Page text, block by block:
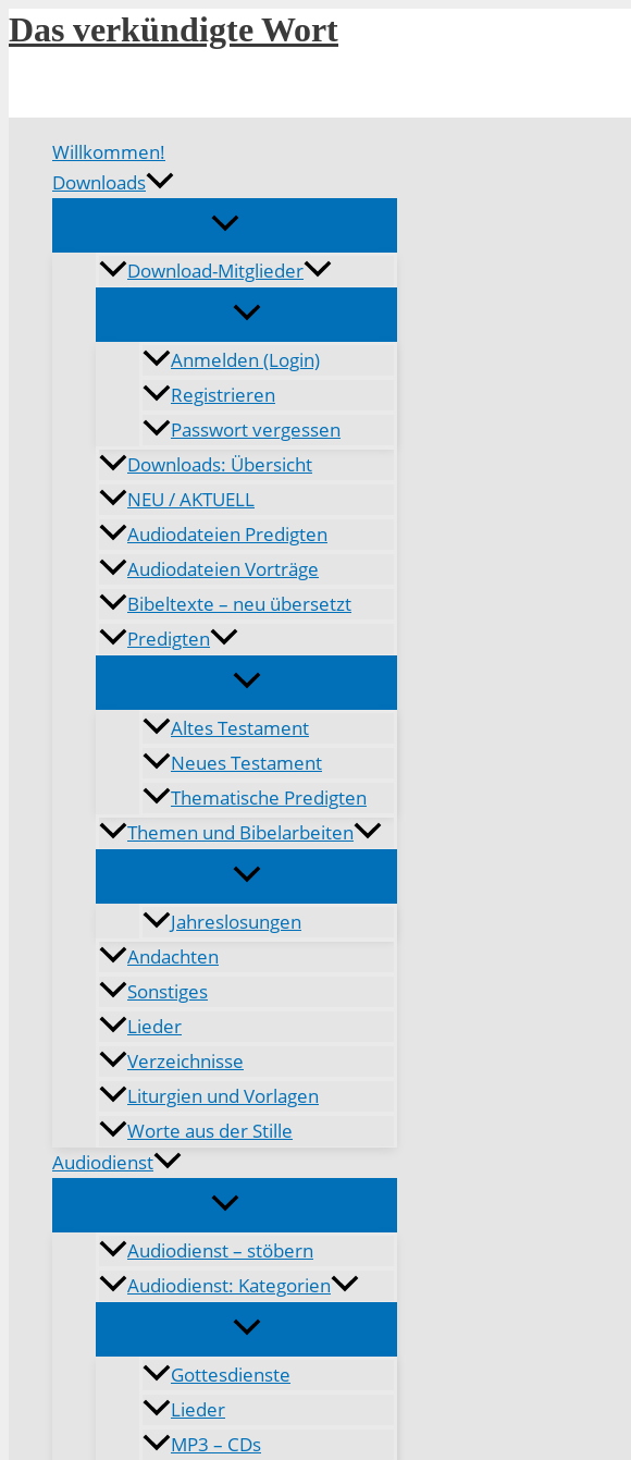
Zum
Inhalt
Das verkündigte Wort
Willkommen!
Downloads
Download-Mitglieder
Anmelden (Login)
Registrieren
Passwort vergessen
Downloads: Übersicht
NEU / AKTUELL
Audiodateien Predigten
Audiodateien Vorträge
Bibeltexte – neu übersetzt
Predigten
Altes Testament
Neues Testament
Thematische Predigten
Themen und Bibelarbeiten
Jahreslosungen
Andachten
Sonstiges
Lieder
Verzeichnisse
Liturgien und Vorlagen
Worte aus der Stille
Audiodienst
Audiodienst – stöbern
Audiodienst: Kategorien
Gottesdienste
Lieder
MP3 – CDs